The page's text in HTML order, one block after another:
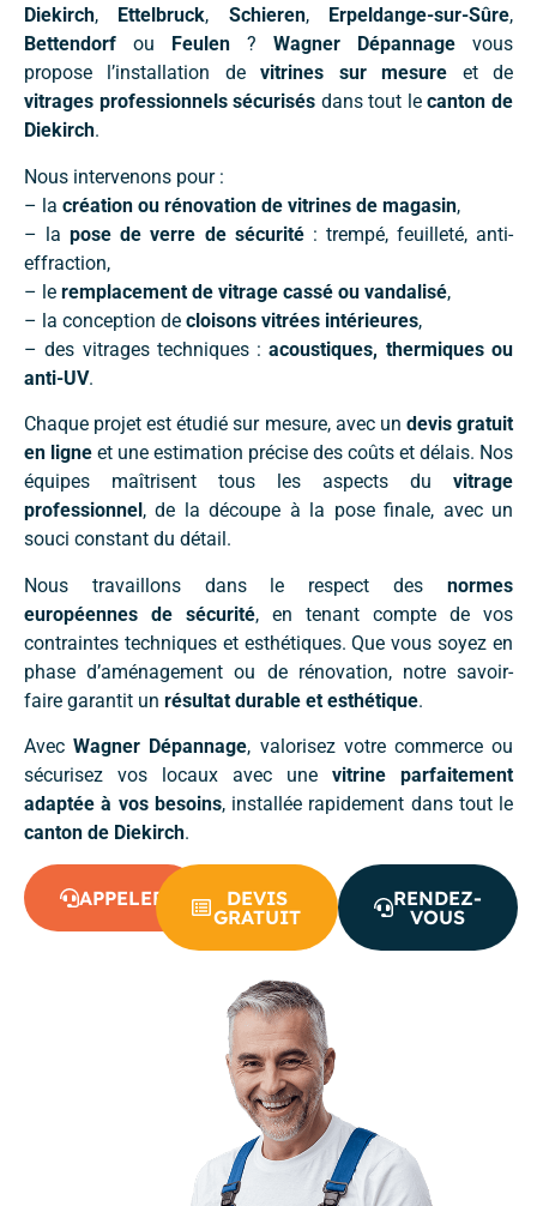
Diekirch, Ettelbruck, Schieren, Erpeldange-sur-Sûre,
Bettendorf ou Feulen ? Wagner Dépannage vous
propose l’installation devitrines sur mesure et de
vitrages professionnels sécurisés dans tout lecanton de
Diekirch.
Nous intervenons pour :
– la création ou rénovation de vitrines de magasin,
– lapose de verre de sécurité: trempé, feuilleté, anti-
effraction,
– le remplacement de vitrage cassé ou vandalisé,
– la conception de cloisons vitrées intérieures,
– des vitrages techniques :acoustiques, thermiques ou
anti-UV.
Chaque projet est étudié sur mesure, avec un devis gratuit
en ligne et une estimation précise des coûts et délais. Nos
équipes maîtrisent tous les aspects du vitrage
professionnel , de la découpe à la pose finale, avec un
souci constant du détail.
Nous travaillons dans le respect des normes
européennes de sécurité, en tenant compte de vos
contraintes techniques et esthétiques. Que vous soyez en
phase d’aménagement ou de rénovation, notre savoir-
faire garantit un résultat durable et esthétique.
AvecWagner Dépannage, valorisez votre commerce ou
sécurisez vos locaux avec une vitrine parfaitement
adaptée à vos besoins, installée rapidement dans tout le
canton de Diekirch.
APPELER
DEVIS
GRATUIT
RENDEZ-
VOUS